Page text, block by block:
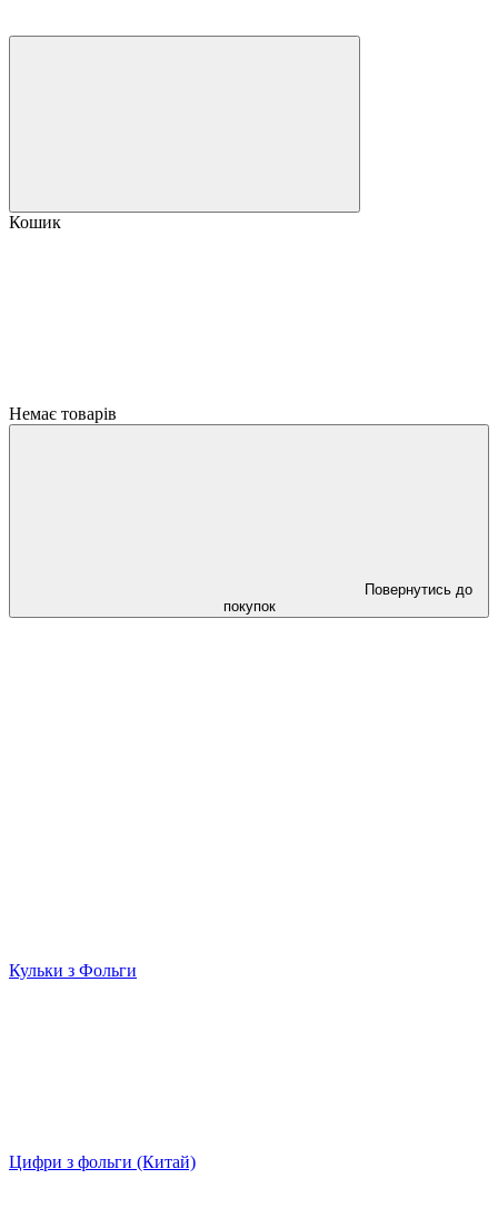
Кошик
Немає товарів
Повернутись до
покупок
Кульки з Фольги
Цифри з фольги (Китай)